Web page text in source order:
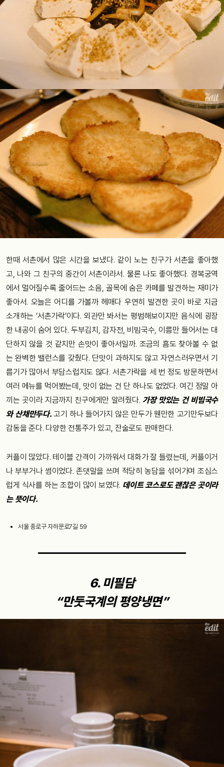
한때 서촌에서 많은 시간을 보냈다. 같이 노는 친구가 서촌을 좋아했
고, 나와 그 친구의 중간이 서촌이라서. 물론 나도 좋아했다. 경복궁역
에서 멀어질수록 줄어드는 소음, 골목에 숨은 카페를 발견하는 재미가
좋아서. 오늘은 어디를 가볼까 헤매다 우연히 발견한 곳이 바로 지금
소개하는 ‘서촌가락’이다. 외관만 봐서는 평범해보이지만 음식에 굉장
한 내공이 숨어 있다. 두부김치, 감자전, 비빔국수, 이름만 들어서는 대
단하지 않을 것 같지만 손맛이 좋아서일까. 조금의 흠도 찾아볼 수 없
는 완벽한 밸런스를 갖췄다. 단맛이 과하지도 않고 자연스러우면서 기
름기가 많아서 부담스럽지도 않다. 서촌가락을 세 번 정도 방문하면서
여러 메뉴를 먹어봤는데, 맛이 없는 건 단 하나도 없었다. 여긴 정말 아
끼는 곳이라 지금까지 친구에게만 알려줬다. 가장 맛있는 건 비빔국수
와 산채만두다.고기 하나 들어가지 않은 만두가 웬만한 고기만두보다
감동을 준다. 다양한 전통주가 있고, 잔술로도 판매한다.
커플이 많았다. 테이블 간격이 가까워서 대화가 잘 들렸는데, 커플이거
나 부부거나 썸이었다. 존댓말을 쓰며 적당히 농담을 섞어가며 조심스
럽게 식사를 하는 조합이 많이 보였다. 데이트 코스로도 괜찮은 곳이라
는 뜻이다.
서울 종로구 자하문로7길 59
6. 미필담
“만둣국계의 평양냉면”